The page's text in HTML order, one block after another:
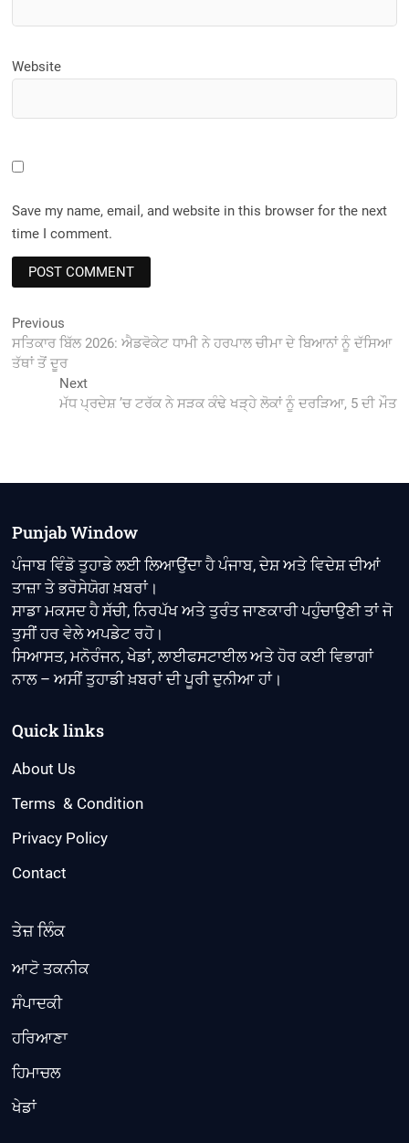
Website
Save my name, email, and website in this browser for the next
time I comment.
Post
navigation
Previous
post:
ਸਤਿਕਾਰ ਬਿੱਲ 2026: ਐਡਵੋਕੇਟ ਧਾਮੀ ਨੇ ਹਰਪਾਲ ਚੀਮਾ ਦੇ ਬਿਆਨਾਂ ਨੂੰ ਦੱਸਿਆ
ਤੱਥਾਂ ਤੋਂ ਦੂਰ
NextNext
post:
ਮੱਧ ਪ੍ਰਦੇਸ਼ ’ਚ ਟਰੱਕ ਨੇ ਸੜਕ ਕੰਢੇ ਖੜ੍ਹੇ ਲੋਕਾਂ ਨੂੰ ਦਰੜਿਆ, 5 ਦੀ ਮੌਤ
Punjab Window
ਪੰਜਾਬ ਵਿੰਡੋ ਤੁਹਾਡੇ ਲਈ ਲਿਆਉਂਦਾ ਹੈ ਪੰਜਾਬ, ਦੇਸ਼ ਅਤੇ ਵਿਦੇਸ਼ ਦੀਆਂ
ਤਾਜ਼ਾ ਤੇ ਭਰੋਸੇਯੋਗ ਖ਼ਬਰਾਂ।
ਸਾਡਾ ਮਕਸਦ ਹੈ ਸੱਚੀ, ਨਿਰਪੱਖ ਅਤੇ ਤੁਰੰਤ ਜਾਣਕਾਰੀ ਪਹੁੰਚਾਉਣੀ ਤਾਂ ਜੋ
ਤੁਸੀਂ ਹਰ ਵੇਲੇ ਅਪਡੇਟ ਰਹੋ।
ਸਿਆਸਤ, ਮਨੋਰੰਜਨ, ਖੇਡਾਂ, ਲਾਈਫਸਟਾਈਲ ਅਤੇ ਹੋਰ ਕਈ ਵਿਭਾਗਾਂ
ਨਾਲ – ਅਸੀਂ ਤੁਹਾਡੀ ਖ਼ਬਰਾਂ ਦੀ ਪੂਰੀ ਦੁਨੀਆ ਹਾਂ।
Quick links
About Us
Terms & Condition
Privacy Policy
Contact
ਤੇਜ਼ ਲਿੰਕ
ਆਟੋ ਤਕਨੀਕ
ਸੰਪਾਦਕੀ
ਹਰਿਆਣਾ
ਹਿਮਾਚਲ
ਖੇਡਾਂ